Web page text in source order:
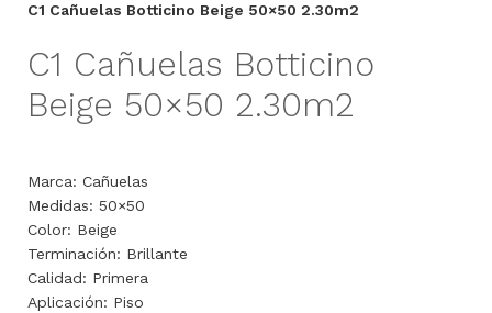
C1 Cañuelas Botticino Beige 50×50 2.30m2
C1 Cañuelas Botticino
Beige 50×50 2.30m2
Marca: Cañuelas
Medidas: 50×50
Color: Beige
Terminación: Brillante
Calidad: Primera
Aplicación: Piso